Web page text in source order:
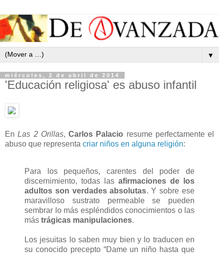
▼
miércoles, 2 de abril de 2014
'Educación religiosa' es abuso infantil
EnLas 2 Orillas, Carlos Palacio resume perfectamente el
abuso que representa criar niños en alguna religión:
Para los pequeños, carentes del poder de
discernimiento, todas las afirmaciones de los
adultos son verdades absolutas. Y sobre ese
maravilloso sustrato permeable se pueden
sembrar lo más espléndidos conocimientos o las
más trágicas manipulaciones.
Los jesuitas lo saben muy bien y lo traducen en
su conocido precepto “Dame un niño hasta que